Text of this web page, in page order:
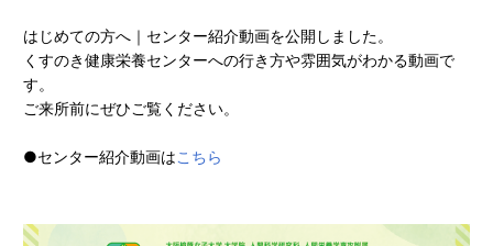
はじめての方へ｜センター紹介動画を公開しました。
くすのき健康栄養センターへの行き方や雰囲気がわかる動画で
す。
ご来所前にぜひご覧ください。
●センター紹介動画はこちら